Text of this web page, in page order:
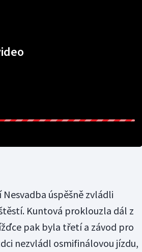
úspěšně zvládli
Kuntová proklouzla dál z
pak byla třetí a závod pro
nezvládl osmifinálovou jízdu,